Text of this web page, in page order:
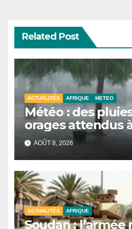
Related Post
ACTUALITÉS AFRIQUE METEO
Météo : des
orages attendus
dans plusieurs
samedi
AOÛT 8, 2026
ACTUALITÉS AFRIQUE
Soudan : l’armée